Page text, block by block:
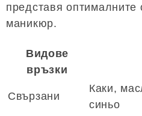
представя оптималните
маникюр.
Видове
връзки
Свързани
Каки,
синьо